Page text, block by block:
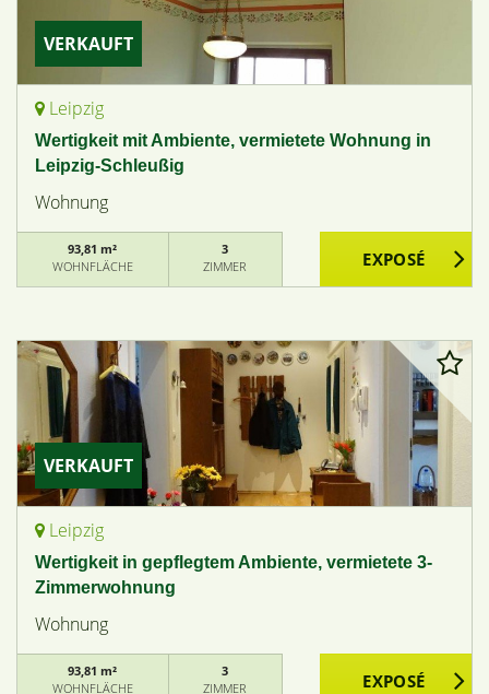
VERKAUFT
Leipzig
Wertigkeit mit Ambiente, vermietete Wohnung in
Leipzig-Schleußig
Wohnung
93,81 m²
WOHNFLÄCHE
3
ZIMMER
VERKAUFT
Leipzig
Wertigkeit in gepflegtem Ambiente, vermietete 3-
Zimmerwohnung
Wohnung
93,81 m²
WOHNFLÄCHE
3
ZIMMER